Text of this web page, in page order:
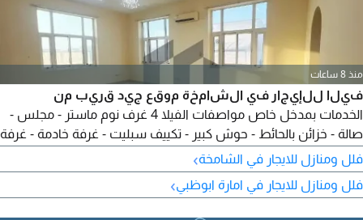
منذ 8 ساعات
فيلا للإيجار في الشامخة موقع جيد قريب من
الخدمات بمدخل خاص مواصفات الفيلا 4 غرف نوم ماستر - مجلس -
صالة - خزائن بالحائط - حوش كبير - تكييف سبليت - غرفة خادمة - غرفة
الرقم المرجعي VI 18587
فلل ومنازل للايجار في الشامخة›
فلل ومنازل للايجار في امارة ابوظبي›